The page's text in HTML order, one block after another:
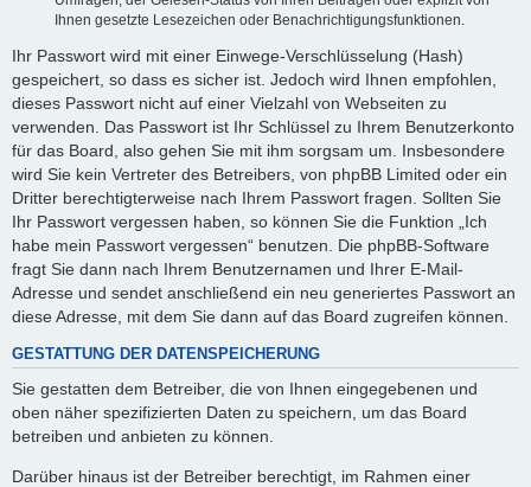
Ihnen gesetzte Lesezeichen oder Benachrichtigungsfunktionen.
Ihr Passwort wird mit einer Einwege-Verschlüsselung (Hash)
gespeichert, so dass es sicher ist. Jedoch wird Ihnen empfohlen,
dieses Passwort nicht auf einer Vielzahl von Webseiten zu
verwenden. Das Passwort ist Ihr Schlüssel zu Ihrem Benutzerkonto
für das Board, also gehen Sie mit ihm sorgsam um. Insbesondere
wird Sie kein Vertreter des Betreibers, von phpBB Limited oder ein
Dritter berechtigterweise nach Ihrem Passwort fragen. Sollten Sie
Ihr Passwort vergessen haben, so können Sie die Funktion „Ich
habe mein Passwort vergessen“ benutzen. Die phpBB-Software
fragt Sie dann nach Ihrem Benutzernamen und Ihrer E-Mail-
Adresse und sendet anschließend ein neu generiertes Passwort an
diese Adresse, mit dem Sie dann auf das Board zugreifen können.
GESTATTUNG DER DATENSPEICHERUNG
Sie gestatten dem Betreiber, die von Ihnen eingegebenen und
oben näher spezifizierten Daten zu speichern, um das Board
betreiben und anbieten zu können.
Darüber hinaus ist der Betreiber berechtigt, im Rahmen einer